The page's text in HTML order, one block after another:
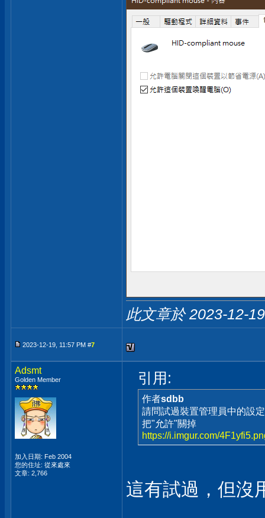
此文章於 2023-12-
2023-12-19, 11:57 PM #7
Adsmt
Golden Member
加入日期: Feb 2004
您的住址: 從來處來
文章: 2,766
引用:
作者sdbb
請問試過裝置管理員中的設
把"允許"關掉
https://i.imgur.com/
這有試過，但沒